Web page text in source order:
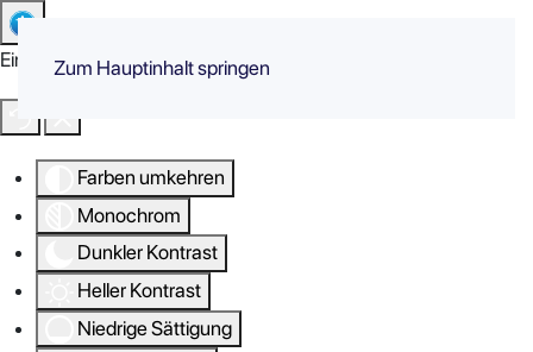
Eingabehilfen öffnen
Farben umkehren
Monochrom
Dunkler Kontrast
Heller Kontrast
Niedrige Sättigung
Zum Hauptinhalt springen